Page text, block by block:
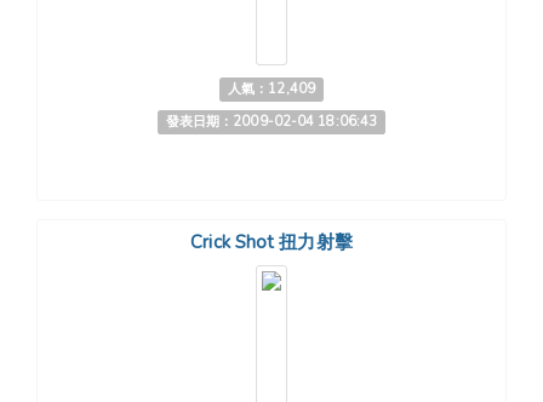
人氣：12,409
發表日期：2009-02-04 18:06:43
Crick Shot 扭力射擊